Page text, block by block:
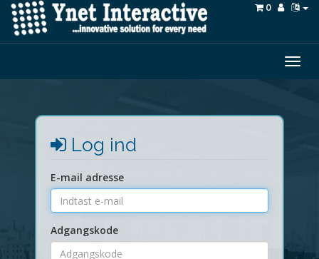
0
Log ind
E-mail adresse
Adgangskode